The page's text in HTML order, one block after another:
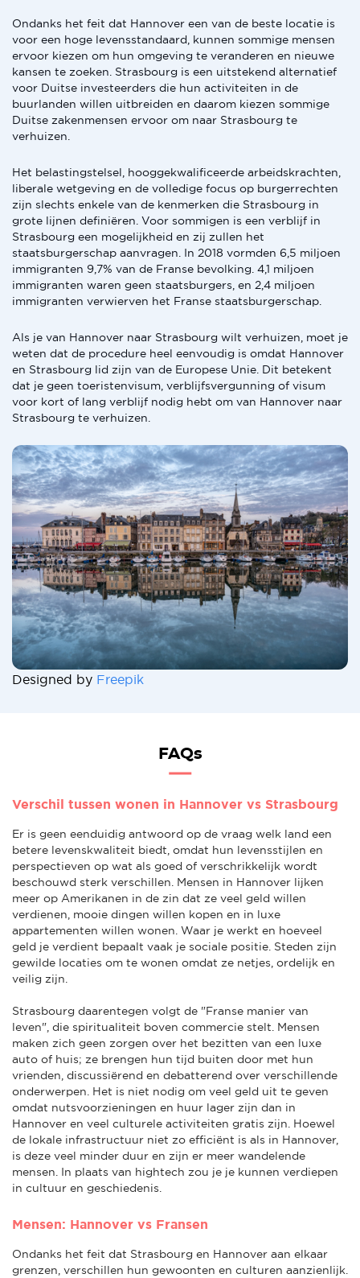
Ondanks het feit dat Hannover een van de beste locatie is
voor een hoge levensstandaard, kunnen sommige mensen
ervoor kiezen om hun omgeving te veranderen en nieuwe
kansen te zoeken. Strasbourg is een uitstekend alternatief
voor Duitse investeerders die hun activiteiten in de
buurlanden willen uitbreiden en daarom kiezen sommige
Duitse zakenmensen ervoor om naar Strasbourg te
verhuizen.
Het belastingstelsel, hooggekwalificeerde arbeidskrachten,
liberale wetgeving en de volledige focus op burgerrechten
zijn slechts enkele van de kenmerken die Strasbourg in
grote lijnen definiëren. Voor sommigen is een verblijf in
Strasbourg een mogelijkheid en zij zullen het
staatsburgerschap aanvragen. In 2018 vormden 6,5 miljoen
immigranten 9,7% van de Franse bevolking. 4,1 miljoen
immigranten waren geen staatsburgers, en 2,4 miljoen
immigranten verwierven het Franse staatsburgerschap.
Als je van Hannover naar Strasbourg wilt verhuizen, moet je
weten dat de procedure heel eenvoudig is omdat Hannover
en Strasbourg lid zijn van de Europese Unie. Dit betekent
dat je geen toeristenvisum, verblijfsvergunning of visum
voor kort of lang verblijf nodig hebt om van Hannover naar
Strasbourg te verhuizen.
Designed by Freepik
FAQs
Verschil tussen wonen in Hannover vs Strasbourg
Er is geen eenduidig antwoord op de vraag welk land een
betere levenskwaliteit biedt, omdat hun levensstijlen en
perspectieven op wat als goed of verschrikkelijk wordt
beschouwd sterk verschillen. Mensen in Hannover lijken
meer op Amerikanen in de zin dat ze veel geld willen
verdienen, mooie dingen willen kopen en in luxe
appartementen willen wonen. Waar je werkt en hoeveel
geld je verdient bepaalt vaak je sociale positie. Steden zijn
gewilde locaties om te wonen omdat ze netjes, ordelijk en
veilig zijn.
Strasbourg daarentegen volgt de "Franse manier van
leven", die spiritualiteit boven commercie stelt. Mensen
maken zich geen zorgen over het bezitten van een luxe
auto of huis; ze brengen hun tijd buiten door met hun
vrienden, discussiërend en debatterend over verschillende
onderwerpen. Het is niet nodig om veel geld uit te geven
omdat nutsvoorzieningen en huur lager zijn dan in
Hannover en veel culturele activiteiten gratis zijn. Hoewel
de lokale infrastructuur niet zo efficiënt is als in Hannover,
is deze veel minder duur en zijn er meer wandelende
mensen. In plaats van hightech zou je je kunnen verdiepen
in cultuur en geschiedenis.
Mensen: Hannover vs Fransen
Ondanks het feit dat Strasbourg en Hannover aan elkaar
grenzen, verschillen hun gewoonten en culturen aanzienlijk.